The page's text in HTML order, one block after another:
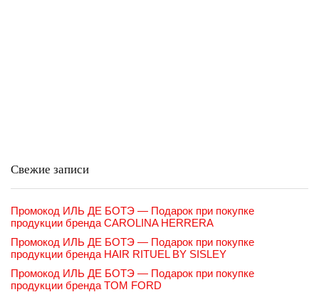
Свежие записи
Промокод ИЛЬ ДЕ БОТЭ — Подарок при покупке
продукции бренда CAROLINA HERRERA
Промокод ИЛЬ ДЕ БОТЭ — Подарок при покупке
продукции бренда HAIR RITUEL BY SISLEY
Промокод ИЛЬ ДЕ БОТЭ — Подарок при покупке
продукции бренда TOM FORD